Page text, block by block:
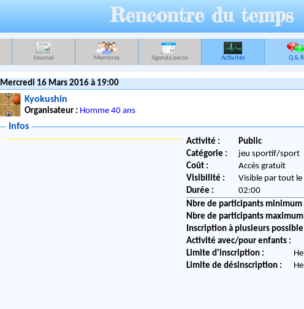
Rencontre du temps
Journal Membres Agenda perso Activités Q & R
Mercredi 16 Mars 2016 à 19:00
Kyokushin
Organisateur : Homme 40 ans
Infos
Activité :
Public
Catégorie :
jeu sportif/sport
Coût :
Accès gratuit
Visibilité :
Visible par tout
Durée :
02:00
Nbre de participants minimum
Nbre de participants maximum
Inscription à plusieurs possible
Activité avec/pour enfants :
Limite d'inscription :
Limite de désinscription :